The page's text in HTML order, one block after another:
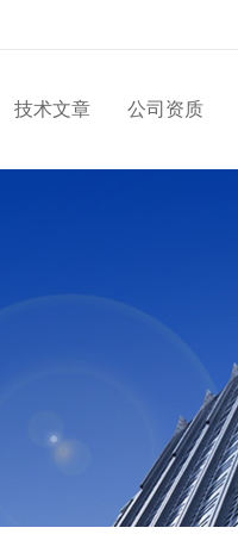
技术文章 公司资质